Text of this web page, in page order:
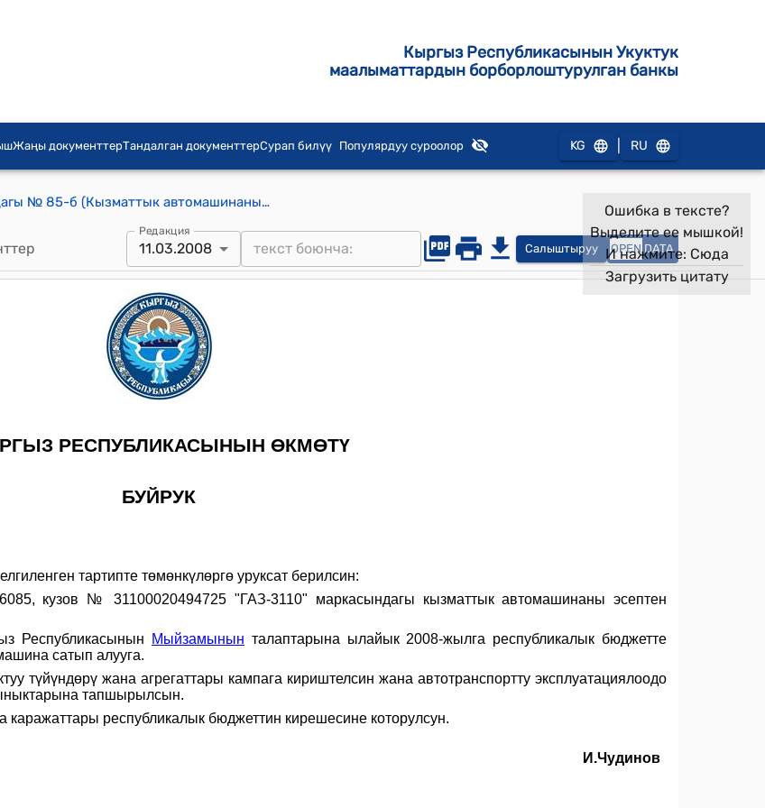
Кыргыз Республикасынын Укуктук
маалыматтардын борборлоштурулган банкы
Жаңы документтерТандалган документтерСурап билүү Популярдуу суроолор KG RU
КР Өкмөтүнүн 2008-жылдын 11-мартындагы № 85-б (Кызматтык автомашинаны эсептен чыгаруу жөнүндө) буйругу
Редакция
11.03.2008 Салыштыруу OPEN DATA
Ошибка в тексте?
Выделите ее мышкой!
И нажмите: Сюда
Загрузить цитату